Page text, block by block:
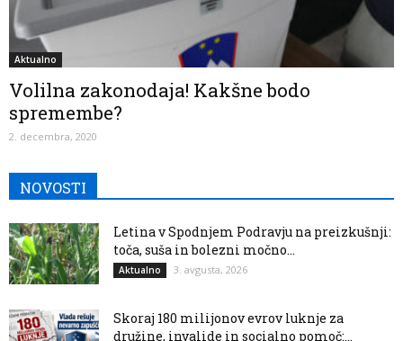
Aktualno
Volilna zakonodaja! Kakšne bodo
spremembe?
2. decembra, 2020
NOVOSTI
Letina v Spodnjem Podravju na preizkušnji:
toča, suša in bolezni močno...
Aktualno 3. avgusta, 2026
Skoraj 180 milijonov evrov luknje za
družine, invalide in socialno pomoč:...